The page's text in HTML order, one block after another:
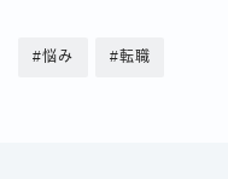
#悩み #転職